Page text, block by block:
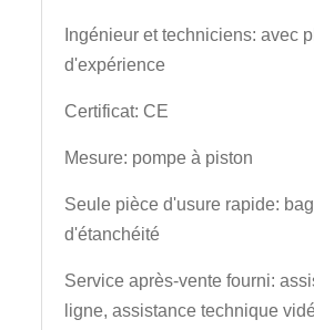
Ingénieur et techniciens: avec
d'expérience
Certificat: CE
Mesure: pompe à piston
Seule pièce d'usure rapide:
d'étanchéité
Service après-vente fourni:
ligne, assistance technique